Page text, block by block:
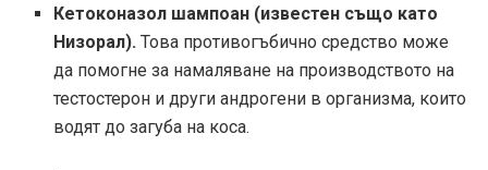
Кетоконазол шампоан (известен също като
Низорал). Това противогъбично средство може
да помогне за намаляване на производството на
тестостерон и други андрогени в организма, които
водят до загуба на коса.